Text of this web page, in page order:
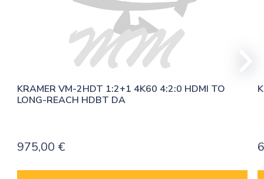
KRAMER VM-2HDT 1:2+1 4K60 4:2:0 HDMI TO
LONG-REACH HDBT DA
975,00 €